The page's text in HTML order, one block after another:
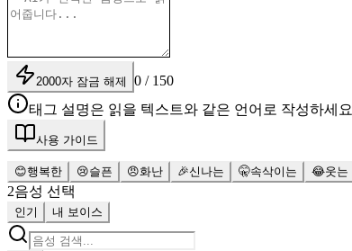
2000자 잠금 해제
0 / 150
태그 설명은 읽을 텍스트와 같은 언어로 작성하세요
사용 가이드
😊행복한 😢슬픈 😠화난 🎉신나는 🤫속삭이는 😂웃는
2음성 선택
인기 내 보이스